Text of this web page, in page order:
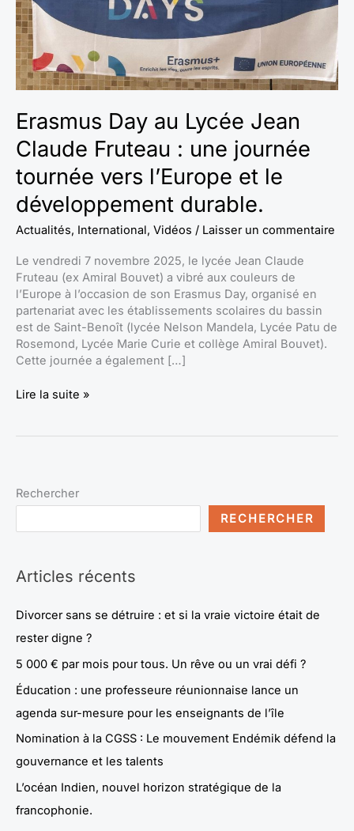
Erasmus Day au Lycée Jean
Claude Fruteau : une journée
tournée vers l’Europe et le
développement durable.
Actualités, International, Vidéos / Laisser un commentaire
Le vendredi 7 novembre 2025, le lycée Jean Claude
Fruteau (ex Amiral Bouvet) a vibré aux couleurs de
l’Europe à l’occasion de son Erasmus Day, organisé en
partenariat avec les établissements scolaires du bassin
est de Saint-Benoît (lycée Nelson Mandela, Lycée Patu de
Rosemond, Lycée Marie Curie et collège Amiral Bouvet).
Cette journée a également […]
Fruteau
:
une
journée
tournée
l’Europe
et
le
développement
durable.
Lire la suite »
Rechercher
RECHERCHER
Articles récents
Divorcer sans se détruire : et si la vraie victoire était de
rester digne ?
5 000 € par mois pour tous. Un rêve ou un vrai défi ?
Éducation : une professeure réunionnaise lance un
agenda sur-mesure pour les enseignants de l’île
Nomination à la CGSS : Le mouvement Endémik défend la
gouvernance et les talents
L’océan Indien, nouvel horizon stratégique de la
francophonie.